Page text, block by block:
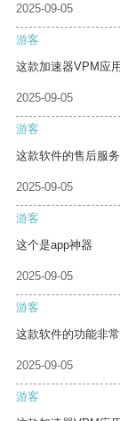
2025-09-05
游客
这款加速器VPM应
2025-09-05
游客
这款软件的售后服
2025-09-05
游客
这个是app神器
2025-09-05
游客
这款软件的功能非
2025-09-05
游客